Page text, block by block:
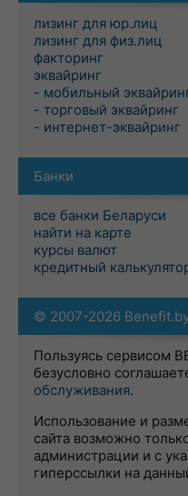
лизинг для юр.лиц
лизинг для физ.лиц
факторинг
эквайринг
- мобильный
- торговый эквайринг
- интернет-эквайринг
Банки
все банки Беларуси
найти на карте
курсы валют
кредитный
© 2007-2026
Пользуясь сервисом
безусловно
обслуживания.
Использование и
сайта возможно
администрации и с
гиперссылки на